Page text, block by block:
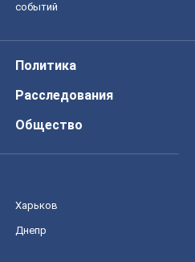
событий
Политика
Расследования
Общество
Харьков
Днепр